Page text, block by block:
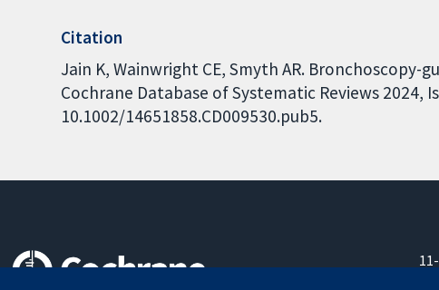
Citation
Jain K, Wainwright CE, Smyth AR.
Cochrane Database of Systematic Reviews 2024,
10.1002/14651858.CD009530.pub5.